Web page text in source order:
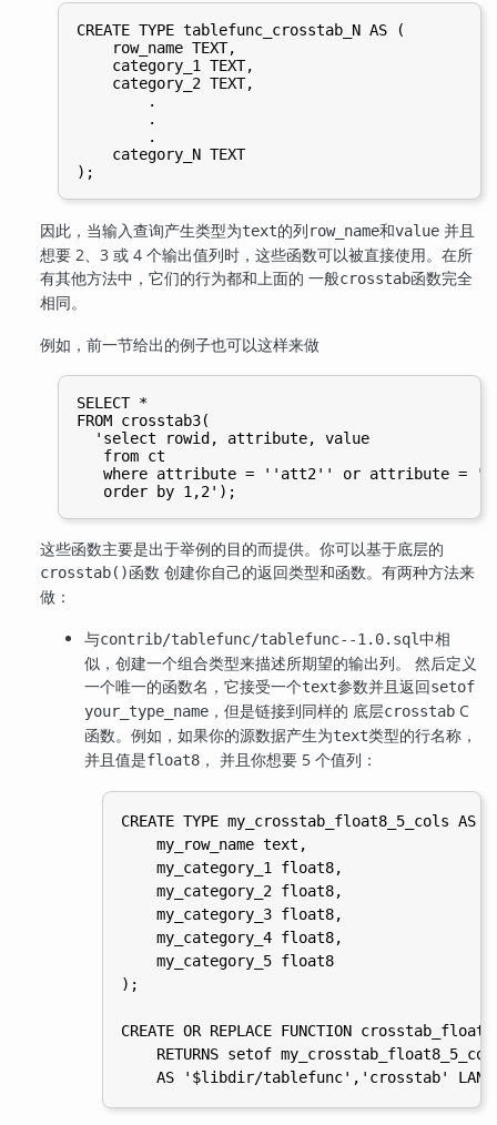
CREATE TYPE tablefunc_crosstab_N AS (
    row_name TEXT,
    category_1 TEXT,
    category_2 TEXT,
        .
        .
        .
    category_N TEXT
因此，当输入查询产生类型为text的列row_name和value 并且
想要 2、3 或 4 个输出值列时，这些函数可以被直接使用。在所
有其他方法中，它们的行为都和上面的 一般crosstab函数完全
相同。
例如，前一节给出的例子也可以这样来做
SELECT *
FROM crosstab3(
  'select rowid, attribute, value
   from ct
where attribute = ''att2'' or attribute =
这些函数主要是出于举例的目的而提供。你可以基于底层的
crosstab()函数 创建你自己的返回类型和函数。有两种方法来
做：
与contrib/tablefunc/tablefunc--1.0.sql中相
似，创建一个组合类型来描述所期望的输出列。 然后定义
一个唯一的函数名，它接受一个text参数并且返回setof
your_type_name ，但是链接到同样的 底层crosstab C
函数。例如，如果你的源数据产生为text类型的行名称，
并且值是float8 ， 并且你想要 5 个值列：
CREATE TYPE my_crosstab_float8_5_cols AS (
    my_row_name text,
    my_category_1 float8,
    my_category_2 float8,
    my_category_3 float8,
    my_category_4 float8,
    my_category_5 float8
);
CREATE OR REPLACE FUNCTION
RETURNS setof